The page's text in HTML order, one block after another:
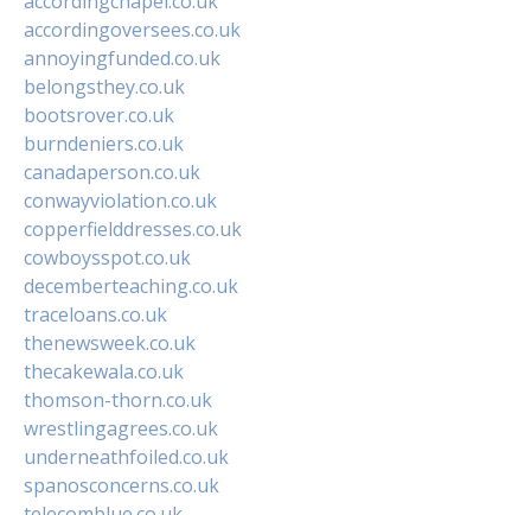
accordingoversees.co.uk
annoyingfunded.co.uk
belongsthey.co.uk
bootsrover.co.uk
burndeniers.co.uk
canadaperson.co.uk
conwayviolation.co.uk
copperfielddresses.co.uk
cowboysspot.co.uk
decemberteaching.co.uk
traceloans.co.uk
thenewsweek.co.uk
thecakewala.co.uk
thomson-thorn.co.uk
wrestlingagrees.co.uk
underneathfoiled.co.uk
spanosconcerns.co.uk